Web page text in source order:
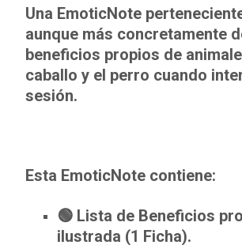
e
b
o
o
itt
er
at
s
A
Una EmoticNote
aunque más concretamente
beneficios propios de
caballo y el perro cuando
sesión.
Esta EmoticNote contiene:
🟢 Lista de Beneficios
ilustrada (1 Ficha).